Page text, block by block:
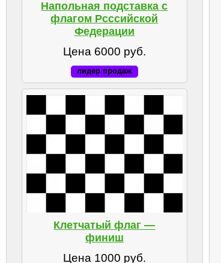
Напольная подставка с
флагом Рсссийской
Федерации
Цена 6000 руб.
лидер продаж
Клетчатый флаг —
финиш
Цена 1000 руб.